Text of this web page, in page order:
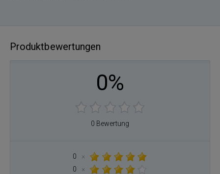
Produktbewertungen
0%
0 Bewertung
0
×
0
×